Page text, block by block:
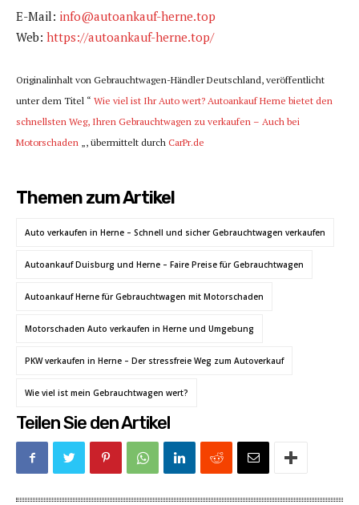
E-Mail: info@autoankauf-herne.top
Web: https://autoankauf-herne.top/
Originalinhalt von Gebrauchtwagen-Händler Deutschland, veröffentlicht
unter dem Titel “ Wie viel ist Ihr Auto wert? Autoankauf Herne bietet den
schnellsten Weg, Ihren Gebrauchtwagen zu verkaufen – Auch bei
Motorschaden „, übermittelt durch CarPr.de
Themen zum Artikel
Auto verkaufen in Herne – Schnell und sicher Gebrauchtwagen verkaufen
Autoankauf Duisburg und Herne – Faire Preise für Gebrauchtwagen
Autoankauf Herne für Gebrauchtwagen mit Motorschaden
Motorschaden Auto verkaufen in Herne und Umgebung
PKW verkaufen in Herne – Der stressfreie Weg zum Autoverkauf
Wie viel ist mein Gebrauchtwagen wert?
Teilen Sie den Artikel